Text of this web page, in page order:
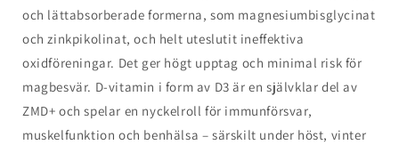
och lättabsorberade formerna, som magnesiumbisglycinat
och zinkpikolinat, och helt uteslutit ineffektiva
oxidföreningar. Det ger högt upptag och minimal risk för
magbesvär. D-vitamin i form av D3 är en självklar del av
ZMD+ och spelar en nyckelroll för immunförsvar,
muskelfunktion och benhälsa – särskilt under höst, vinter